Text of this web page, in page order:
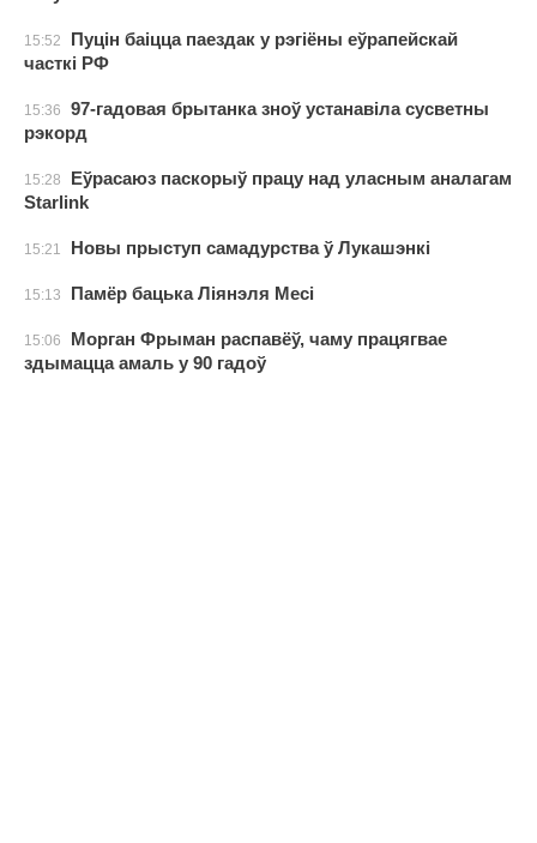
15:52
Пуцін баіцца паездак у рэгіёны еўрапейскай
часткі РФ
15:36
97-гадовая брытанка зноў устанавіла сусветны
рэкорд
15:28
Еўрасаюз паскорыў працу над уласным аналагам
Starlink
15:21 Новы прыступ самадурства ў Лукашэнкі
15:13 Памёр бацька Ліянэля Месі
15:06
Морган Фрыман распавёў, чаму працягвае
здымацца амаль у 90 гадоў